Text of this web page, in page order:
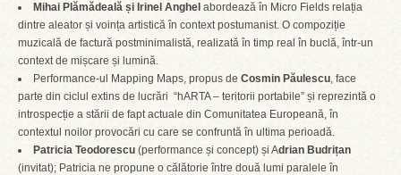
Mihai Plămădeală și Irinel Anghel abordează în Micro Fields relația
dintre aleator și voința artistică în context postumanist. O compoziție
muzicală de factură postminimalistă, realizată în timp real în buclă, într-un
context de mișcare și lumină.
Performance-ul Mapping Maps, propus de Cosmin Păulescu, face
parte din ciclul extins de lucrări “hARTA – teritorii portabile” și reprezintă o
introspecție a stării de fapt actuale din Comunitatea Europeană, în
contextul noilor provocări cu care se confruntă în ultima perioadă.
Patricia Teodorescu (performance și concept) și Adrian Budrițan
(invitat); Patricia ne propune o călătorie între două lumi paralele în